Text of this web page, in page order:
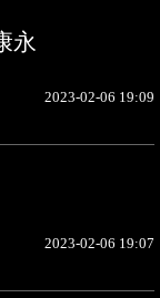
永
2023-02-06 19:09
2023-02-06 19:07